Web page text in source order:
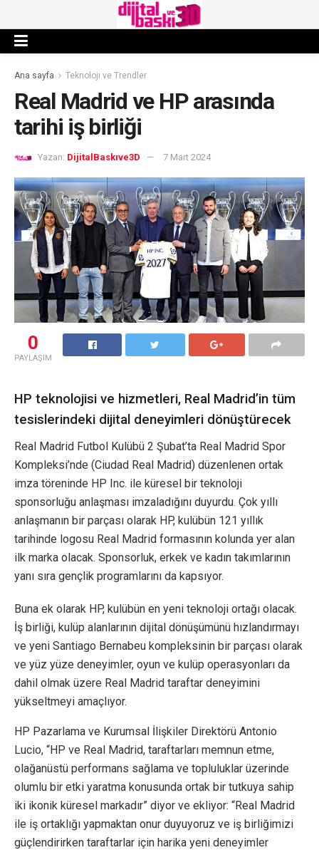
Ana sayfa Teknolojı ve Trendler
Real Madrid ve HP arasında
tarihi iş birliği
Yazan: DijitalBaskıve3D 7 Mart 2024
0
PAYLAŞIM
HP teknolojisi ve hizmetleri, Real Madrid’in tüm
tesislerindeki dijital deneyimleri dönüştürecek
Real Madrid Futbol Kulübü 2 Şubat’ta Real Madrid Spor
Kompleksi’nde (Ciudad Real Madrid) düzenlenen ortak
imza töreninde HP Inc. ile küresel bir teknoloji
sponsorluğu anlaşması imzaladığını duyurdu. Çok yıllı
anlaşmanın bir parçası olarak HP, kulübün 121 yıllık
tarihinde logosu Real Madrid formasının kolunda yer alan
ilk marka olacak. Sponsorluk, erkek ve kadın takımlarının
yanı sıra gençlik programlarını da kapsıyor.
Buna ek olarak HP, kulübün en yeni teknoloji ortağı olacak.
İş birliği, kulüp alanlarının dijital dönüşümünü hızlandırmayı
ve yeni Santiago Bernabeu kompleksinin bir parçası olarak
ve yüz yüze deneyimler, oyun ve kulüp operasyonları da
dahil olmak üzere Real Madrid taraftar deneyimini
yükseltmeyi amaçlıyor.
HP Pazarlama ve Kurumsal İlişkiler Direktörü Antonio
Lucio, “HP ve Real Madrid, taraftarları memnun etme,
olağanüstü performans sağlama ve topluluklar üzerinde
olumlu bir etki yaratma konusunda ortak bir tutkuya sahip
iki ikonik küresel markadır” diyor ve ekliyor: “Real Madrid
ile iş ortaklığı yapmaktan onur duyuyoruz ve iş birliğimizi
güçlendirirken taraftarlar için harika yeni deneyimler